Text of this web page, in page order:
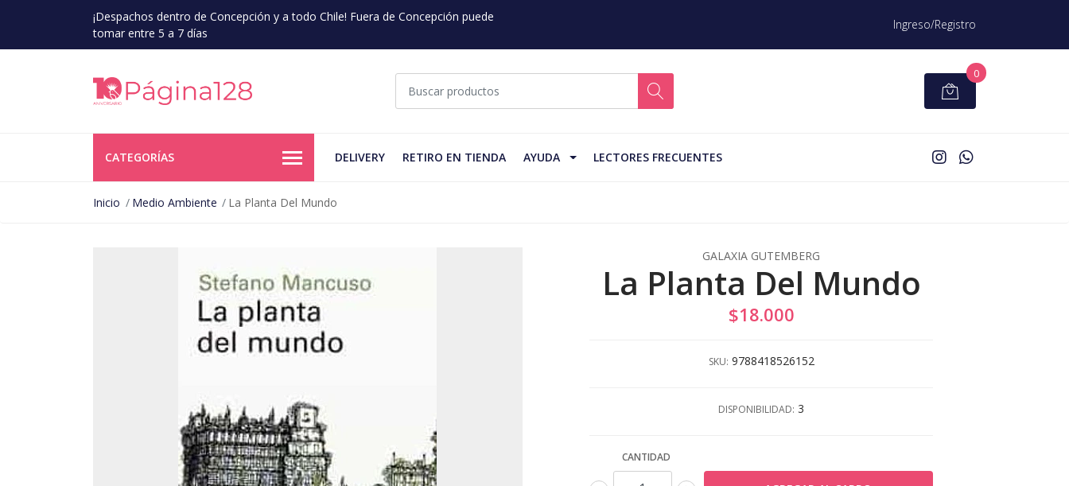
¡Despachos dentro de Concepción y a todo Chile! Fuera de Concepción puede
tomar entre 5 a 7 días
Ingreso/Registro
0
CATEGORÍAS DELIVERY RETIRO EN TIENDA AYUDA LECTORES FRECUENTES
Inicio Medio Ambiente La Planta Del Mundo
GALAXIA GUTEMBERG
La Planta Del Mundo
$18.000
SKU: 9788418526152
DISPONIBILIDAD: 3
CANTIDAD